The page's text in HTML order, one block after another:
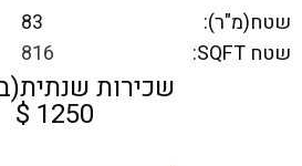
שטח(מ"ר):
83
שטח SQFT:
816
שכירות
1250 $